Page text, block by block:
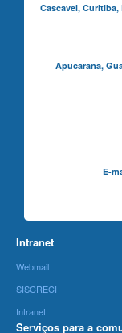
Cascavel, Curitiba,
Apucarana,
E-
Intranet
Webmail
SISCRECI
Intranet
Serviços para a